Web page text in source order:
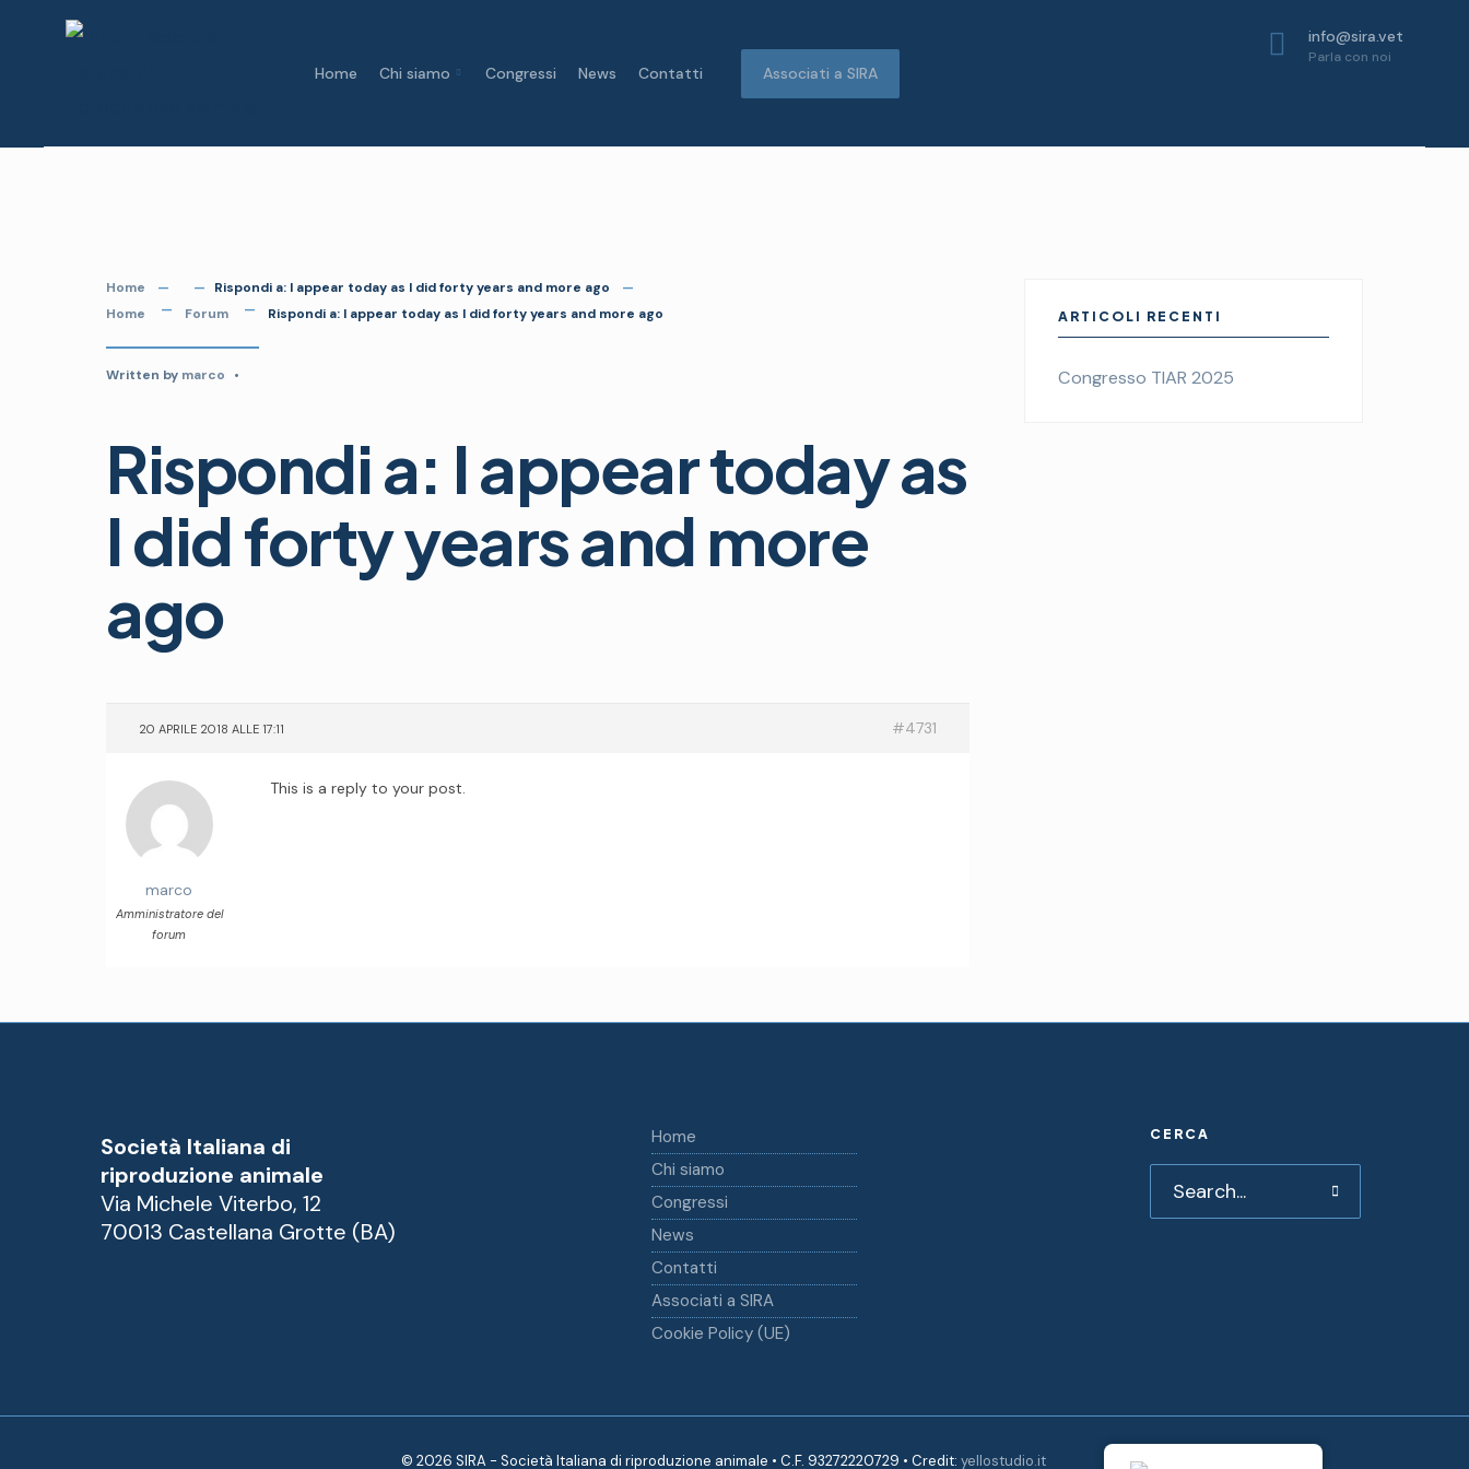
Home Chi siamo Congressi News Contatti Associati a SIRA
info@sira.vet
Parla con noi
Home
Rispondi a: I appear today as I did forty years and more ago
Home
Forum Rispondi a: I appear today as I did forty years and more ago
Written by marco •
Rispondi a: I appear today as
I did forty years and more
ago
20 APRILE 2018 ALLE 17:11 #4731
marco
Amministratore del
forum
This is a reply to your post.
ARTICOLI RECENTI
Congresso TIAR 2025
Società Italiana di
riproduzione animale
Via Michele Viterbo, 12
70013 Castellana Grotte (BA)
Home
Chi siamo
Congressi
News
Contatti
Associati a SIRA
Cookie Policy (UE)
CERCA
© 2026 SIRA - Società Italiana di riproduzione animale • C.F. 93272220729 • Credit: yellostudio.it